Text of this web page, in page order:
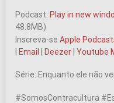
Podcast: Play in new
48.8MB)
Inscreva-se Apple
Email Deezer Youtube
Série: Enquanto ele não
#SomosContracultura